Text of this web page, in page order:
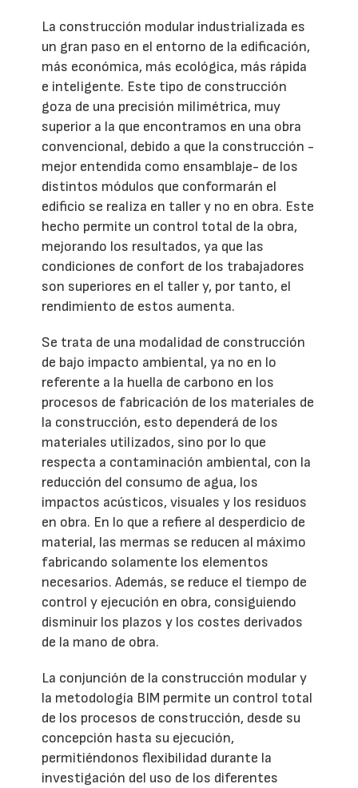
La construcción modular industrializada es
un gran paso en el entorno de la edificación,
más económica, más ecológica, más rápida
e inteligente. Este tipo de construcción
goza de una precisión milimétrica, muy
superior a la que encontramos en una obra
convencional, debido a que la construcción -
mejor entendida como ensamblaje- de los
distintos módulos que conformarán el
edificio se realiza en taller y no en obra. Este
hecho permite un control total de la obra,
mejorando los resultados, ya que las
condiciones de confort de los trabajadores
son superiores en el taller y, por tanto, el
rendimiento de estos aumenta.
Se trata de una modalidad de construcción
de bajo impacto ambiental, ya no en lo
referente a la huella de carbono en los
procesos de fabricación de los materiales de
la construcción, esto dependerá de los
materiales utilizados, sino por lo que
respecta a contaminación ambiental, con la
reducción del consumo de agua, los
impactos acústicos, visuales y los residuos
en obra. En lo que a refiere al desperdicio de
material, las mermas se reducen al máximo
fabricando solamente los elementos
necesarios. Además, se reduce el tiempo de
control y ejecución en obra, consiguiendo
disminuir los plazos y los costes derivados
de la mano de obra.
La conjunción de la construcción modular y
la metodología BIM permite un control total
de los procesos de construcción, desde su
concepción hasta su ejecución,
permitiéndonos flexibilidad durante la
investigación del uso de los diferentes